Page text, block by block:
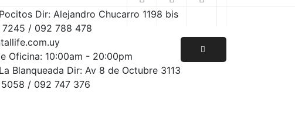
Dir: Alejandro Chucarro 1198 bis
7245 / 092 788 478
Oficina: 10:00am - 20:00pm
Blanqueada Dir: Av 8 de Octubre 3113
5058 / 092 747 376